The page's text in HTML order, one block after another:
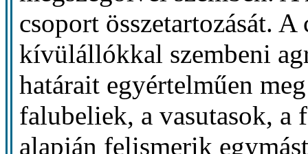
csoport összetartozását.
kívülállókkal szembeni
határait egyértelműen
falubeliek, a vasutasok, a
alapján felismerik